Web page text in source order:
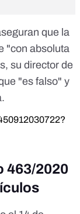
que la
"con absoluta
su director de
"es falso" y
463/2020